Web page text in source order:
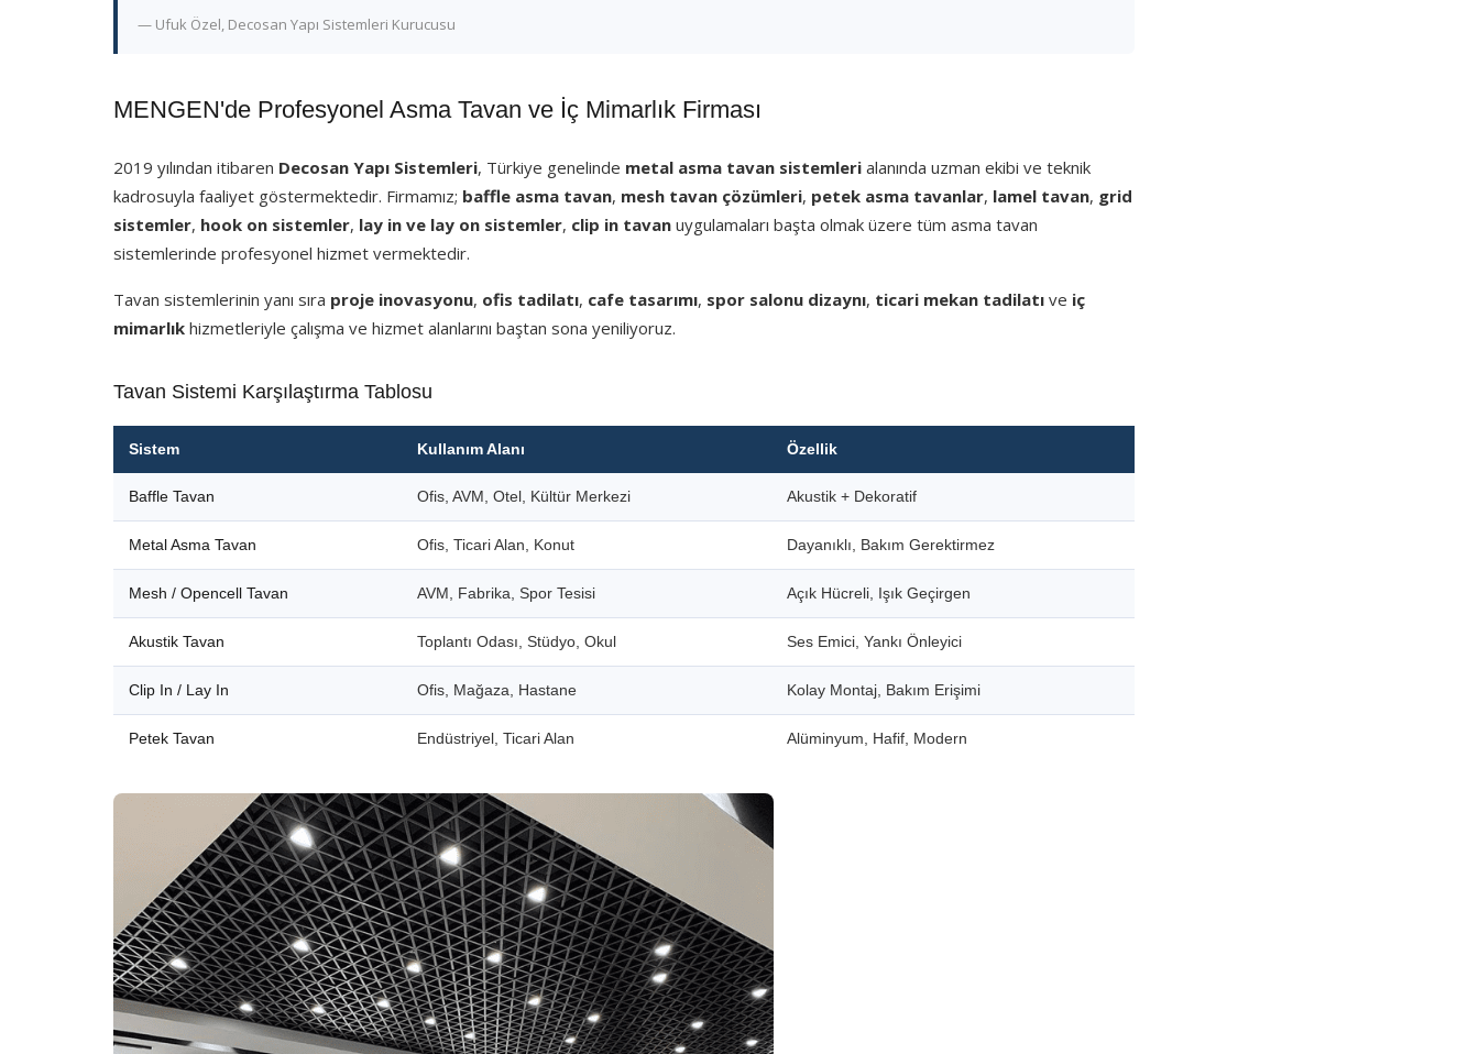
— Ufuk Özel, Decosan Yapı Sistemleri Kurucusu
MENGEN'de Profesyonel Asma Tavan ve İç Mimarlık Firması
2019 yılından itibaren Decosan Yapı Sistemleri, Türkiye genelinde metal asma tavan sistemleri alanında uzman ekibi ve teknik
kadrosuyla faaliyet göstermektedir. Firmamız; baffle asma tavan, mesh tavan çözümleri, petek asma tavanlar, lamel tavan, grid
sistemler, hook on sistemler, lay in ve lay on sistemler, clip in tavan uygulamaları başta olmak üzere tüm asma tavan
sistemlerinde profesyonel hizmet vermektedir.
Tavan sistemlerinin yanı sıra proje inovasyonu, ofis tadilatı, cafe tasarımı, spor salonu dizaynı, ticari mekan tadilatı ve iç
mimarlık hizmetleriyle çalışma ve hizmet alanlarını baştan sona yeniliyoruz.
Tavan Sistemi Karşılaştırma Tablosu
Sistem Kullanım Alanı Özellik
Baffle Tavan Ofis, AVM, Otel, Kültür Merkezi Akustik + Dekoratif
Metal Asma Tavan Ofis, Ticari Alan, Konut Dayanıklı, Bakım Gerektirmez
Mesh / Opencell Tavan AVM, Fabrika, Spor Tesisi Açık Hücreli, Işık Geçirgen
Akustik Tavan Toplantı Odası, Stüdyo, Okul Ses Emici, Yankı Önleyici
Clip In / Lay In Ofis, Mağaza, Hastane Kolay Montaj, Bakım Erişimi
Petek Tavan Endüstriyel, Ticari Alan Alüminyum, Hafif, Modern